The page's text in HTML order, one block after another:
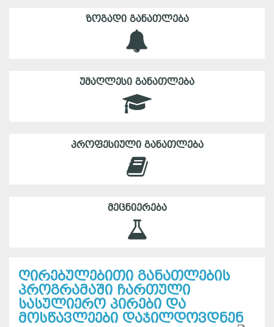
ᲖᲝᲒᲐᲓᲘ ᲒᲐᲜᲐᲗᲚᲔᲑᲐ
ᲣᲛᲐᲦᲚᲔᲡᲘ ᲒᲐᲜᲐᲗᲚᲔᲑᲐ
ᲞᲠᲝᲤᲔᲡᲘᲣᲚᲘ ᲒᲐᲜᲐᲗᲚᲔᲑᲐ
ᲛᲔᲪᲜᲘᲔᲠᲔᲑᲐ
ღირებულებითი განათლების
პროგრამაში ჩართული
სასულიერო პირები და
მოსწავლეები დაჯილდოვდნენ